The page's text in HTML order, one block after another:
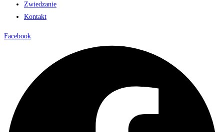
Zwiedzanie
Kontakt
Facebook